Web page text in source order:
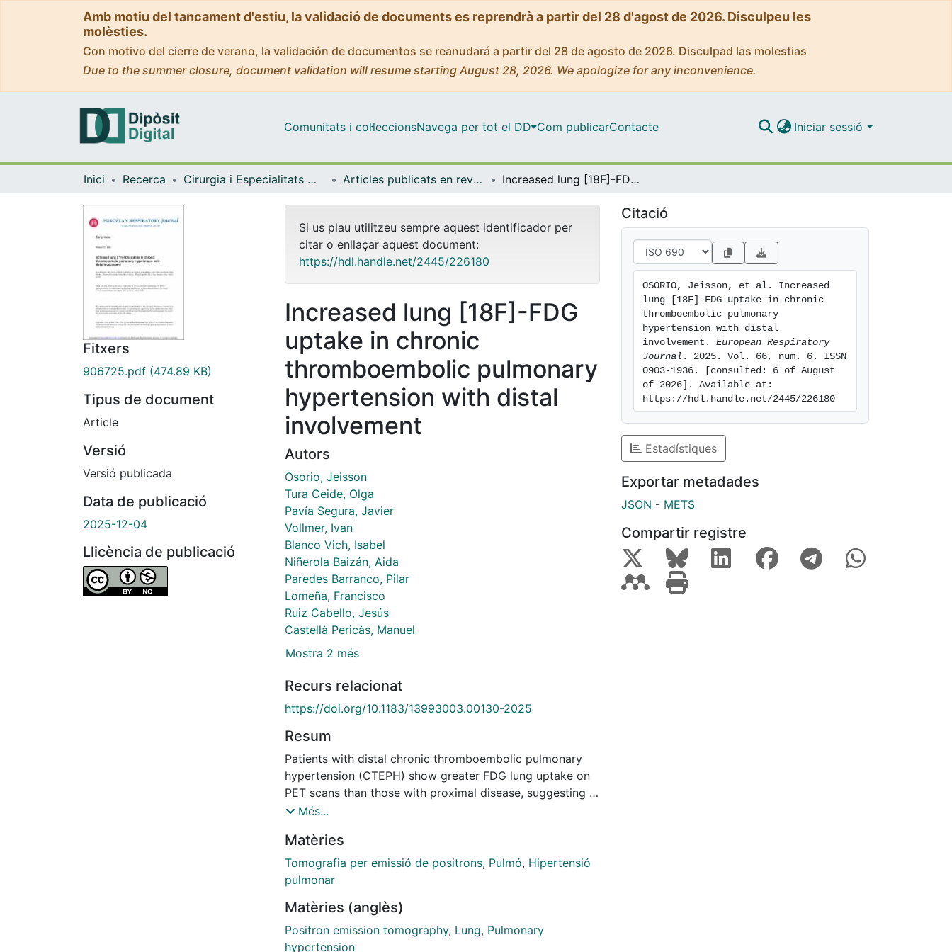
Amb motiu del tancament d'estiu, la validació de documents es reprendrà a partir del 28 d'agost de 2026. Disculpeu les
molèsties.
Con motivo del cierre de verano, la validación de documentos se reanudará a partir del 28 de agosto de 2026. Disculpad las molestias
Due to the summer closure, document validation will resume starting August 28, 2026. We apologize for any inconvenience.
Comunitats i col·leccionsNavega per tot el DD Com publicarContacte Iniciar sessió
Inici Recerca Cirurgia i Especialitats Medicoquirúrgiques Articles publicats en revistes (Cirurgia i Especialitats Medicoquirúrgiques) Increased lung [18F]-FDG uptake in chronic thromboembolic pulmonary hypertension with distal involvement
Fitxers
906725.pdf (474.89 KB)
Tipus de document
Article
Versió
Versió publicada
Data de publicació
2025-12-04
Llicència de publicació
Si us plau utilitzeu sempre aquest identificador per
citar o enllaçar aquest document:
https://hdl.handle.net/2445/226180
Increased lung [18F]-FDG
uptake in chronic
thromboembolic pulmonary
hypertension with distal
involvement
Autors
Osorio, Jeisson
Tura Ceide, Olga
Pavía Segura, Javier
Vollmer, Ivan
Blanco Vich, Isabel
Niñerola Baizán, Aida
Paredes Barranco, Pilar
Lomeña, Francisco
Ruiz Cabello, Jesús
Castellà Pericàs, Manuel
Mostra 2 més
Recurs relacionat
https://doi.org/10.1183/13993003.00130-2025
Resum
Patients with distal chronic thromboembolic pulmonary
hypertension (CTEPH) show greater FDG lung uptake on
PET scans than those with proximal disease, suggesting a
proliferative microvasculopathy. These findings support
characterising CTEPH.
Més...
Matèries
Tomografia per emissió de positrons, Pulmó, Hipertensió
pulmonar
Matèries (anglès)
Positron emission tomography, Lung, Pulmonary
hypertension
Citació
OSORIO, Jeisson, et al. Increased
lung [18F]-FDG uptake in chronic
thromboembolic pulmonary
hypertension with distal
involvement. European Respiratory
Journal . 2025. Vol. 66, num. 6. ISSN
0903-1936. [consulted: 6 of August
of 2026]. Available at:
https://hdl.handle.net/2445/226180
Estadístiques
Exportar metadades
JSON - METS
Compartir registre